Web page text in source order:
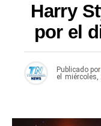
Harry
por el
Publicado por
el
miércoles,